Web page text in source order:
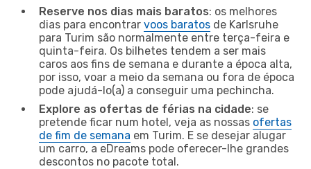
Reserve nos dias mais baratos: os melhores
dias para encontrar voos baratos de Karlsruhe
para Turim são normalmente entre terça-feira e
quinta-feira. Os bilhetes tendem a ser mais
caros aos fins de semana e durante a época alta,
por isso, voar a meio da semana ou fora de época
pode ajudá-lo(a) a conseguir uma pechincha.
Explore as ofertas de férias na cidade: se
pretende ficar num hotel, veja as nossas ofertas
de fim de semana em Turim. E se desejar alugar
um carro, a eDreams pode oferecer-lhe grandes
descontos no pacote total.